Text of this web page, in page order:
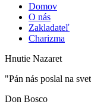
Domov
O nás
Zakladateľ
Charizma
Hnutie Nazaret
"Pán nás poslal na
Don Bosco